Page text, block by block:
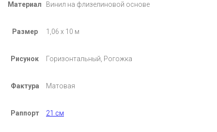
Материал Винил на флизелиновой основе
Размер 1,06 х 10 м
Рисунок Горизонтальный, Рогожка
Фактура Матовая
Раппорт 21 см